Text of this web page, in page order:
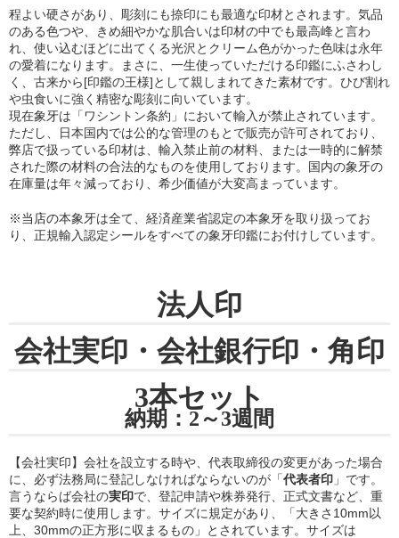
程よい硬さがあり、彫刻にも捺印にも最適な印材とされます。気品
のある色つや、きめ細やかな肌合いは印材の中でも最高峰と言わ
れ、使い込むほどに出てくる光沢とクリーム色がかった色味は永年
の愛着になります。まさに、一生使っていただける印鑑にふさわし
く、古来から[印鑑の王様]として親しまれてきた素材です。ひび割れ
や虫食いに強く精密な彫刻に向いています。
現在象牙は「ワシントン条約」において輸入が禁止されています。
ただし、日本国内では公的な管理のもとで販売が許可されており、
弊店で扱っている印材は、輸入禁止前の材料、または一時的に解禁
された際の材料の合法的なものを使用しております。国内の象牙の
在庫量は年々減っており、希少価値が大変高まっています。
※当店の本象牙は全て、経済産業省認定の本象牙を取り扱ってお
り
、正規輸入認定シールをすべての象牙印鑑にお付けしています。
法人印
会社実印・会社銀行印・角印
3本セット
納期：2～3週間
【会社実印】会社を設立する時や、代表取締役の変更があった場合
に、必ず法務局に登記しなければならないのが「代表者印 」です。
言うならば会社の実印で、登記申請や株券発行、正式文書など、重
要な契約時に使用します。サイズに規定があり、「大きさ10mm以
上、30mmの正方形に収まるもの」とされています。サイズは